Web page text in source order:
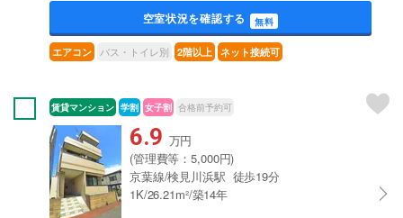
空室状況を確認する 無料
エアコン バス・トイレ別 2階以上 ネット接続可
賃貸マンション 学割 女子割 合格前予約可
6.9 万円
(管理費等：5,000円)
京葉線/検見川浜駅 徒歩19分
1K/26.21m²/築14年